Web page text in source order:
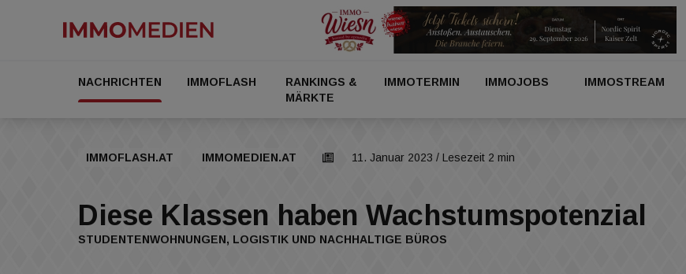
NACHRICHTEN IMMOFLASH
RANKINGS &
MÄRKTE
IMMOTERMIN IMMOJOBS IMMOSTREAM
IMMOFLASH.AT IMMOMEDIEN.AT 11. Januar 2023 / Lesezeit 2 min
Diese Klassen haben Wachstumspotenzial
STUDENTENWOHNUNGEN, LOGISTIK UND NACHHALTIGE BÜROS